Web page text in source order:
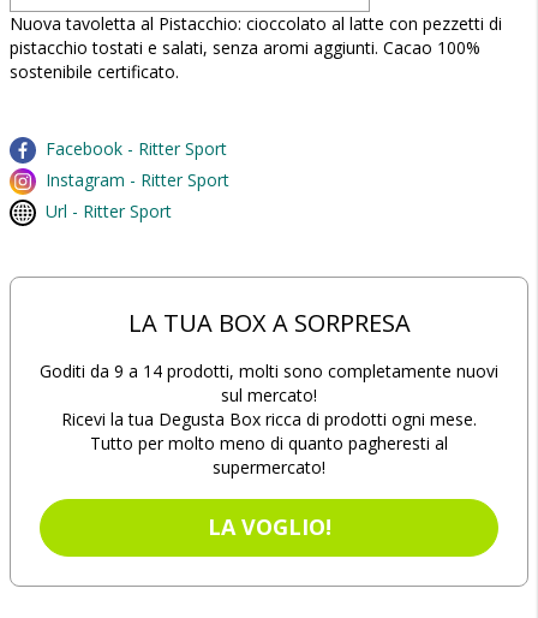
Nuova tavoletta al Pistacchio: cioccolato al latte con pezzetti di
pistacchio tostati e salati, senza aromi aggiunti. Cacao 100%
sostenibile certificato.
Facebook - Ritter Sport
Instagram - Ritter Sport
Url - Ritter Sport
LA TUA BOX A SORPRESA
Goditi da 9 a 14 prodotti, molti sono completamente nuovi
sul mercato!
Ricevi la tua Degusta Box ricca di prodotti ogni mese.
Tutto per molto meno di quanto pagheresti al
supermercato!
LA VOGLIO!